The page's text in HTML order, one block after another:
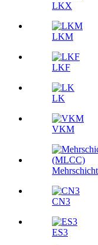
LKX
LKM
LKF
LK
VKM
CN3
ES3